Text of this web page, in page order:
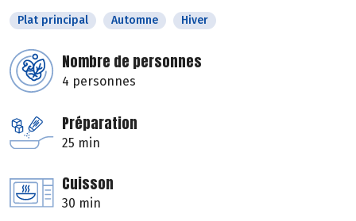
Plat principal Automne Hiver
Nombre de personnes
4 personnes
Préparation
25 min
Cuisson
30 min